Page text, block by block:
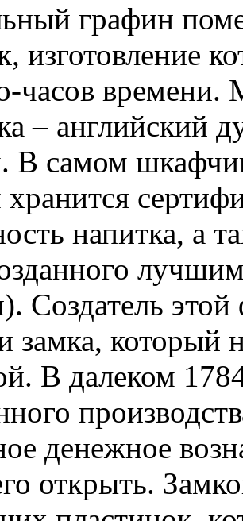
графин
изготовление
часов времени.
– английский
В самом
хранится
напитка, а
Создатель
замка,
В далеком
денежное
открыть.